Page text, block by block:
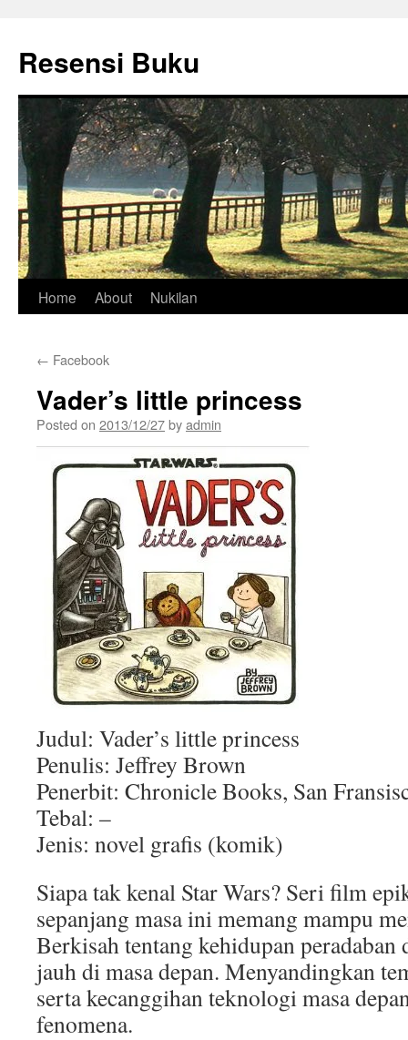
content
Resensi Buku
Home About Nukilan
← Facebook
Vader’s little princess
Posted on 2013/12/27byadmin
Judul: Vader’s little princess
Penulis: Jeffrey Brown
Penerbit: Chronicle Books, San
Tebal: –
Jenis: novel grafis (komik)
Siapa tak kenal Star Wars? Seri film
sepanjang masa ini memang mampu
Berkisah tentang kehidupan peradaban
jauh di masa depan. Menyandingkan
serta kecanggihan teknologi masa
fenomena.